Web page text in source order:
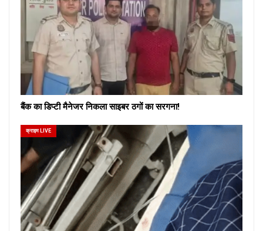
बैंक का डिप्टी मैनेजर निकला साइबर ठगों का सरगना!
क्राइम LIVE